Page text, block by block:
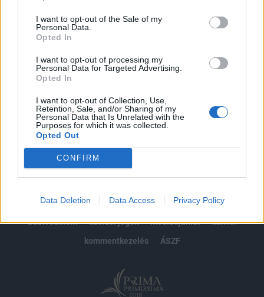
I want to opt-out of the Sale of my
Personal Data.
Opted In
I want to opt-out of processing my
Personal Data for Targeted Advertising.
Opted In
I want to opt-out of Collection, Use,
Retention, Sale, and/or Sharing of my
Personal Data that Is Unrelated with the
Purposes for which it was collected.
Opted Out
CONFIRM
Data Deletion Data Access Privacy Policy
Kötéslisták: BÉT elmúlt 2 év napon belüli
kötéslistái
impresszum
jogi nyilatkozat
süti beállítások
adatvédelem
szerzői jogok médiaajánlat
karrier
kommentkezelés
ÁSZF